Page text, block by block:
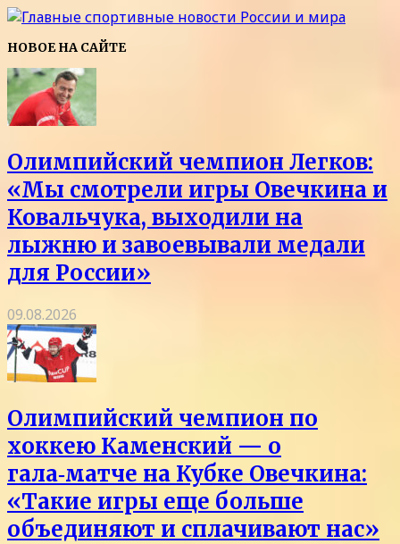
НОВОЕ НА САЙТЕ
Олимпийский чемпион Легков:
«Мы смотрели игры Овечкина и
Ковальчука, выходили на
лыжню и завоевывали медали
для России»
09.08.2026
Олимпийский чемпион по
хоккею Каменский — о
гала‑матче на Кубке Овечкина:
«Такие игры еще больше
объединяют и сплачивают нас»